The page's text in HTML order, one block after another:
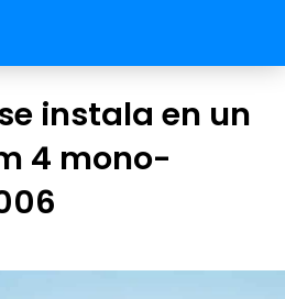
instala en un
4 mono-